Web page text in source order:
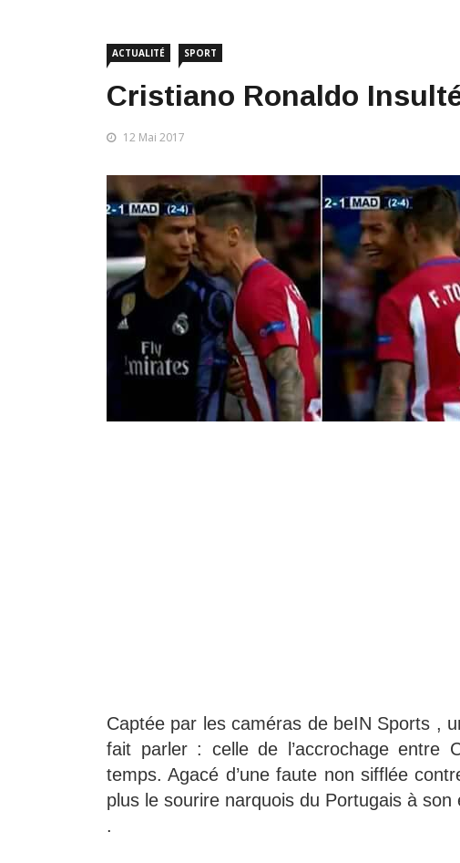
ACTUALITÉ SPORT
Cristiano Ronaldo
12 Mai 2017
Captée par les caméras de beIN Sports ,
fait parler : celle de l’accrochage entre
temps. Agacé d’une faute non sifflée
plus le sourire narquois du Portugais à son
.